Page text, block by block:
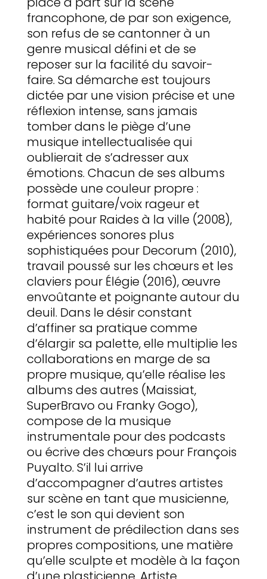
francophone, de par son exigence,
son refus de se cantonner à un
genre musical défini et de se
reposer sur la facilité du savoir-
faire. Sa démarche est toujours
dictée par une vision précise et une
réflexion intense, sans jamais
tomber dans le piège d’une
musique intellectualisée qui
oublierait de s’adresser aux
émotions. Chacun de ses albums
possède une couleur propre :
format guitare/voix rageur et
habité pour Raides à la ville (2008),
expériences sonores plus
sophistiquées pour Decorum (2010),
travail poussé sur les chœurs et les
claviers pour Élégie (2016), œuvre
envoûtante et poignante autour du
deuil. Dans le désir constant
d’affiner sa pratique comme
d’élargir sa palette, elle multiplie les
collaborations en marge de sa
propre musique, qu’elle réalise les
albums des autres (Maissiat,
SuperBravo ou Franky Gogo),
compose de la musique
instrumentale pour des podcasts
ou écrive des chœurs pour François
Puyalto. S’il lui arrive
d’accompagner d’autres artistes
sur scène en tant que musicienne,
c’est le son qui devient son
instrument de prédilection dans ses
propres compositions, une matière
qu’elle sculpte et modèle à la façon